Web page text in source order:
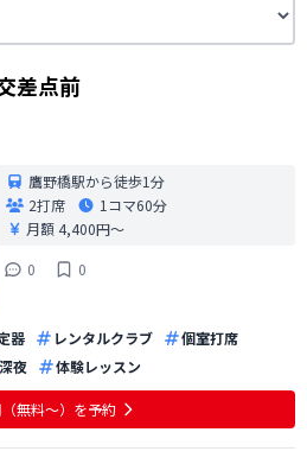
差点前
鷹野橋駅から徒歩1分
2打席
1コマ60分
月額 4,400円〜
0
0
器 レンタルクラブ
個室打席
深夜 体験レッスン
無料〜）を予約